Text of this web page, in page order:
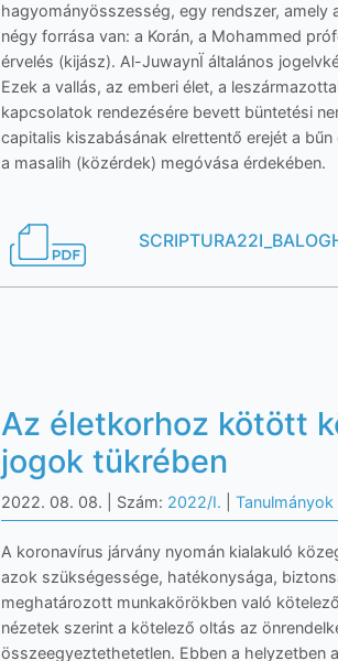
hagyományösszesség, egy rendszer, amely
négy forrása van: a Korán, a Mohammed
érvelés (kijász). Al-JuwaynÏ általános
Ezek a vallás, az emberi élet, a
kapcsolatok rendezésére bevett büntetési
capitalis kiszabásának elrettentő erejét a
a masalih (közérdek) megóvása érdekében.
Az életkorhoz kötött
jogok tükrében
2022. 08. 08. | Szám: 2022/I. Tanulmányok
A koronavírus járvány nyomán kialakuló
azok szükségessége, hatékonysága,
meghatározott munkakörökben való
nézetek szerint a kötelező oltás az
összeegyeztethetetlen. Ebben a